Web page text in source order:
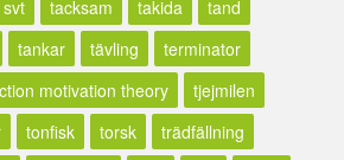
svt tacksam takida
tand
tankar tävling
terminator
motivation theory
tjejmilen
tonfisk torsk
trädfällning